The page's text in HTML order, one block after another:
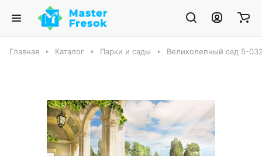
Главная Каталог Парки и сады Великолепный сад 5-